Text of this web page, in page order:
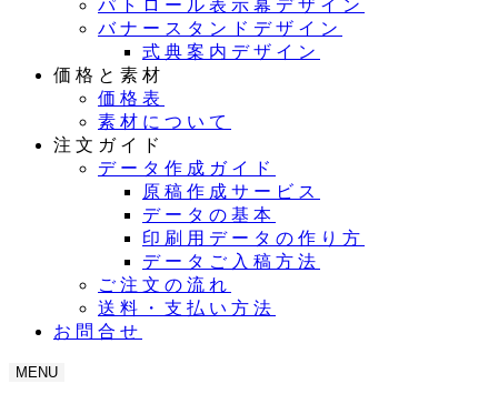
パトロール表示幕デザイン
バナースタンドデザイン
式典案内デザイン
価格と素材
価格表
素材について
注文ガイド
データ作成ガイド
原稿作成サービス
データの基本
印刷用データの作り方
データご入稿方法
ご注文の流れ
送料・支払い方法
お問合せ
MENU